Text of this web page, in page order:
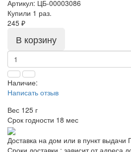
Артикул: ЦБ-00003086
Купили 1 раз.
245 ₽
В корзину
Наличие:
Написать отзыв
Вес 125 г
Срок годности 18 мес
Доставка на дом или в пункт
Сроки доставки : зависит от адреса